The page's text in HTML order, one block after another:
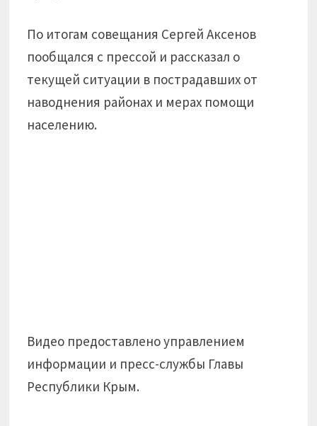
По итогам совещания Сергей Аксенов
пообщался с прессой и рассказал о
текущей ситуации в пострадавших от
наводнения районах и мерах помощи
населению.
Видео предоставлено управлением
информации и пресс-службы Главы
Республики Крым.